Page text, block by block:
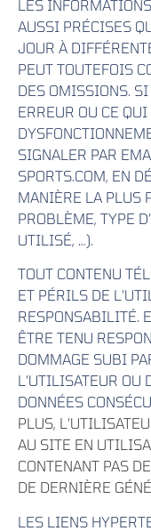
LES
AUSSI PRÉCISES
JOUR À
PEUT TOUTEFOIS
DES OMISSIONS. SI
ERREUR OU CE
SIGNALER PAR
SPORTS.COM, EN
MANIÈRE LA PLUS
PROBLÈME, TYPE
UTILISÉ, …).
TOUT CONTENU
ET PÉRILS DE
RESPONSABILITÉ.
ÊTRE TENU
DOMMAGE SUBI
L’UTILISATEUR OU
DONNÉES
PLUS,
AU SITE EN
CONTENANT PAS
DE DERNIÈRE
LES LIENS